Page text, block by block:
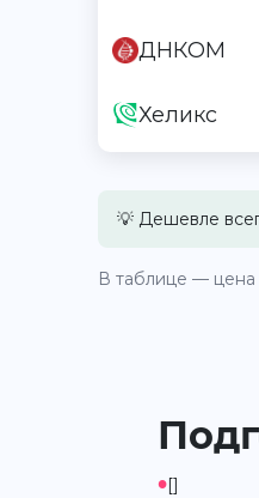
ДНКОМ
Хеликс
💡 Дешевле
В таблице — цена
•[]